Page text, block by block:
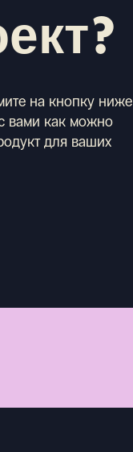
на кнопку ниже
вами как можно
для ваших